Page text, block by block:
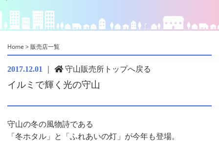
Home >販売店一覧
2017.12.01 ｜ 守山販売所トップへ戻る
イルミで輝く光の守山
守山の冬の風物詩である
「冬ホタル」と「ふれあいの灯」が今年も登場。